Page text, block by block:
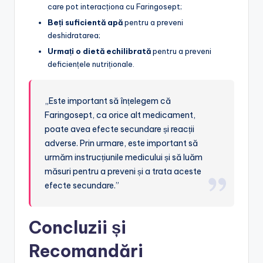
care pot interacționa cu Faringosept;
Beți suficientă apăpentru a preveni
deshidratarea;
Urmați o dietă echilibratăpentru a preveni
deficiențele nutriționale.
„Este important să înțelegem că
Faringosept, ca orice alt medicament,
poate avea efecte secundare și reacții
adverse. Prin urmare, este important să
urmăm instrucțiunile medicului și să luăm
măsuri pentru a preveni și a trata aceste
efecte secundare.”
Concluzii și
Recomandări